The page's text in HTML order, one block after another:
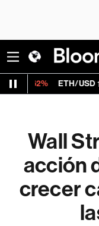
ETH/USD 1,904.495 -
Wall
acción
crecer